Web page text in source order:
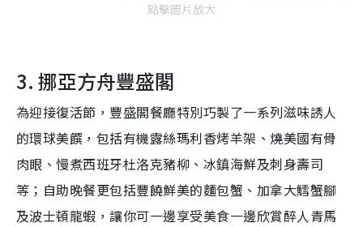
點擊圖片放大
3. 挪亞方舟豐盛閣
為迎接復活節，豐盛閣餐廳特別巧製了一系列滋味誘人
的環球美饌，包括有機露絲瑪利香烤羊架、燒美國有骨
肉眼、慢煮西班牙杜洛克豬柳、冰鎮海鮮及刺身壽司
等；自助晚餐更包括豐饒鮮美的麵包蟹、加拿大鱈蟹腳
及波士頓龍蝦，讓你可一邊享受美食一邊欣賞醉人青馬